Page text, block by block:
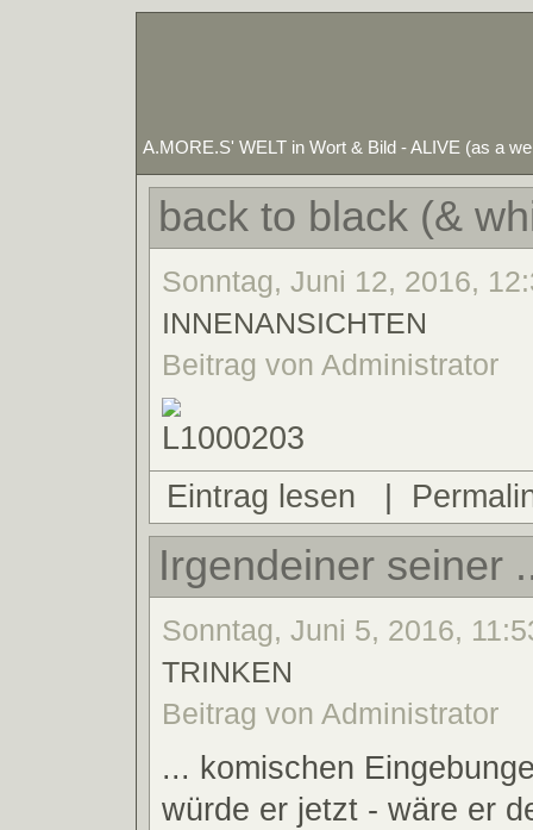
A.MORE.S' WELT in Wort & Bild - ALIVE (as a
back to black (&
Sonntag, Juni 12, 2016,
INNENANSICHTEN
Beitrag von Administrator
Eintrag lesen
Irgendeiner seiner
Sonntag, Juni 5, 2016,
TRINKEN
Beitrag von Administrator
... komischen
würde er jetzt - wäre er